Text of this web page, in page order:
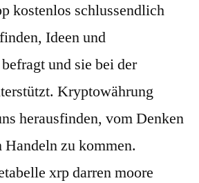
kostenlos schlussendlich
Ideen und
und sie bei der
Kryptowährung
herausfinden, vom Denken
Handeln zu kommen.
xrp darren moore